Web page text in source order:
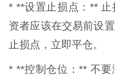
* **设置止损点：**
资者应该在交易前设
止损点，立即平仓。
* **控制仓位：** 不要